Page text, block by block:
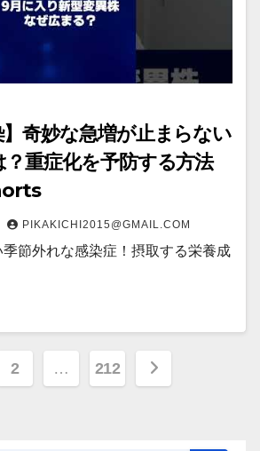
】奇妙な急増が止まらない
重症化を予防する方法
PIKAKICHI2015@GMAIL.COM
節外れな感染症！摂取する栄養成
2 … 212